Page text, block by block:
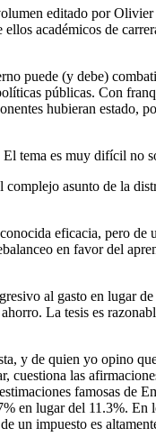
editado por
académicos de
puede (y debe)
públicas. Con
hubieran
tema es muy difícil
asunto de la
eficacia, pero
en favor del
al gasto en lugar
La tesis es
y de quien yo opino
las
famosas de
en lugar del 11.3%.
un impuesto es